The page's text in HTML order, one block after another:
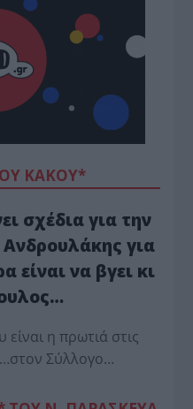
ΚΑΚΟΎ*
σχέδια για την
για
είναι να βγει κι
είναι η πρωτιά στις
Σύλλογο…